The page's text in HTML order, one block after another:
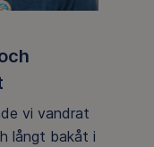
vi vandrat
långt bakåt i